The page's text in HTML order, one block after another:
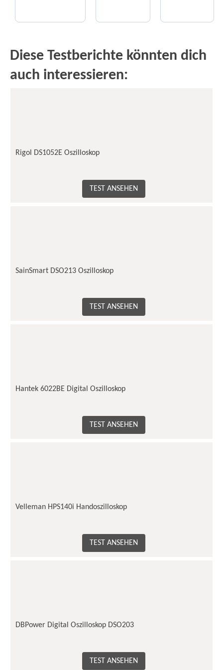
Diese Testberichte könnten dich
auch interessieren:
Rigol DS1052E Oszilloskop
TEST ANSEHEN
SainSmart DSO213 Oszilloskop
TEST ANSEHEN
Hantek 6022BE Digital Oszilloskop
TEST ANSEHEN
Velleman HPS140i Handoszilloskop
TEST ANSEHEN
DBPower Digital Oszilloskop DSO203
TEST ANSEHEN